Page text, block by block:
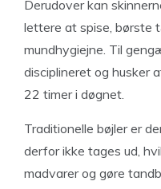
Derudover kan
lettere at spise, børste
mundhygiejne. Til
disciplineret og husker
22 timer i døgnet.
Traditionelle bøjler er
derfor ikke tages ud,
madvarer og gøre